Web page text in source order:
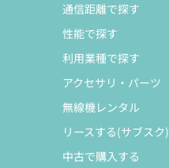
通信距離で探す
性能で探す
利用業種で探す
アクセサリ・パーツ
無線機レンタル
リースする(サブスク)
中古で購入する